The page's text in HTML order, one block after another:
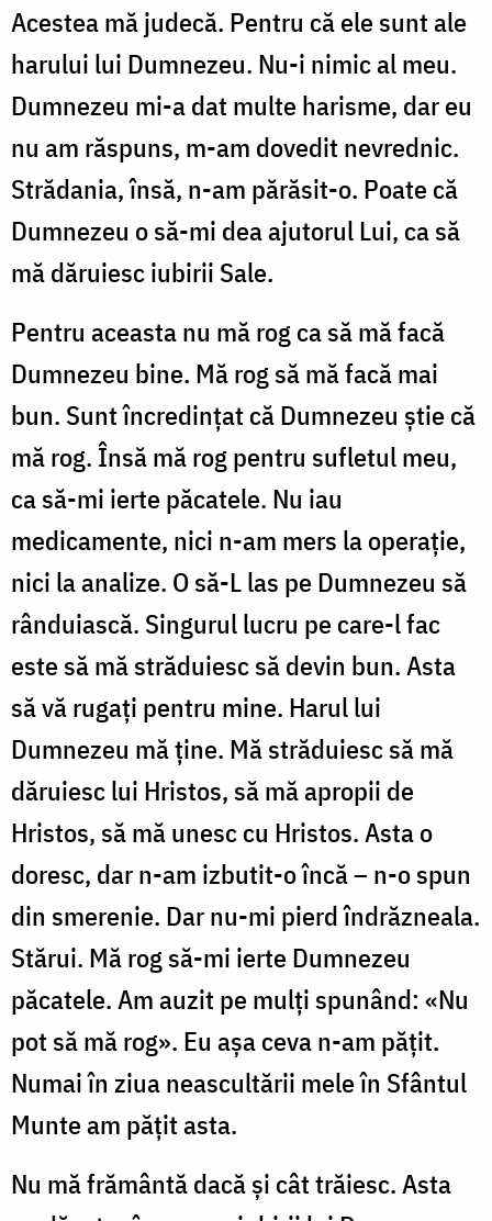
Acestea mă judecă. Pentru că ele sunt ale
harului lui Dumnezeu. Nu-i nimic al meu.
Dumnezeu mi-a dat multe harisme, dar eu
nu am răspuns, m-am dovedit nevrednic.
Strădania, însă, n-am părăsit-o. Poate că
Dumnezeu o să-mi dea ajutorul Lui, ca să
mă dăruiesc iubirii Sale.
Pentru aceasta nu mă rog ca să mă facă
Dumnezeu bine. Mă rog să mă facă mai
bun. Sunt încredințat că Dumnezeu știe că
mă rog. Însă mă rog pentru sufletul meu,
ca să-mi ierte păcatele. Nu iau
medicamente, nici n-am mers la operație,
nici la analize. O să-L las pe Dumnezeu să
rânduiască. Singurul lucru pe care-l fac
este să mă străduiesc să devin bun. Asta
să vă rugați pentru mine. Harul lui
Dumnezeu mă ține. Mă străduiesc să mă
dăruiesc lui Hristos, să mă apropii de
Hristos, să mă unesc cu Hristos. Asta o
doresc, dar n-am izbutit-o încă – n-o spun
din smerenie. Dar nu-mi pierd îndrăzneala.
Stărui. Mă rog să-mi ierte Dumnezeu
păcatele. Am auzit pe mulți spunând: «Nu
pot să mă rog». Eu așa ceva n-am pățit.
Numai în ziua neascultării mele în Sfântul
Munte am pățit asta.
Nu mă frământă dacă și cât trăiesc. Asta